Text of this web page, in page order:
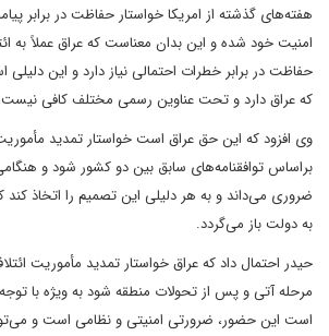
هفته‌های گذشته از امریکا خواستار حفاظت در برابر
امنیت خود شده و این بدان معناست که عراق عملاً به
حفاظت در برابر خطرات احتمالی نیاز دارد و این دلیلی
که عراق دارد و تحت عناوین رسمی مختلف کافی
وی افزود که این حق عراق است خواستار تمدید
براساس توافقنامه‌های سابق بین دو کشور شود و
ضروری می‌داند و به هر دلیلی این تصمیم را اتخاذ
به دولت باز می‌گردد.
حیدر احتمال داد که عراق خواستار تمدید مأموریت
مرحله آتی و پس از تحولات منطقه شود به ویژه با توجه
است این حضور، ضرورتی امنیتی و نظامی است و